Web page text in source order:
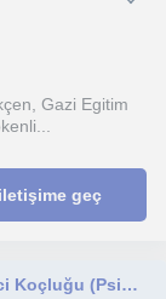
Gazi Egitim
geç
Sınav Kaygısı ve Motivasyon Odaklı Öğrenci Koçluğu (Psikoloji Öğrencisinden)